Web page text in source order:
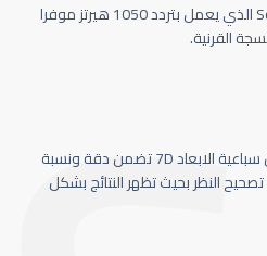
Schwind Amaris 1050 الذي يعمل بتردد 1050 هيرتز موفرا
القرنية.
كاميرا تتبع حركة العين سباعية الابعاد 7D تضمن دقة ونسبة
تصحيح النظر بحيث تظهر النتائج بشكل